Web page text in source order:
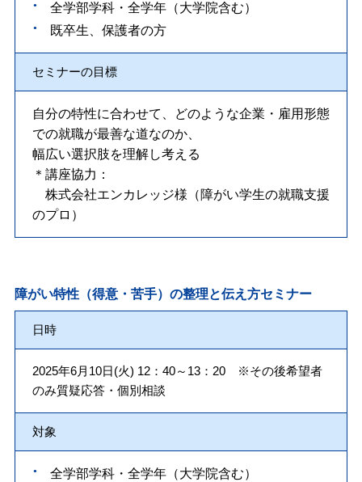
全学部学科・全学年（大学院含む）
既卒生、保護者の方
セミナーの目標
自分の特性に合わせて、どのような企業・雇用形態
での就職が最善な道なのか、
幅広い選択肢を理解し考える
＊講座協力：
株式会社エンカレッジ様（障がい学生の就職支援
のプロ）
障がい特性（得意・苦手）の整理と伝え方セミナー
日時
2025年6月10日(火) 12：40～13：20 ※その後希望者
のみ質疑応答・個別相談
対象
全学部学科・全学年（大学院含む）